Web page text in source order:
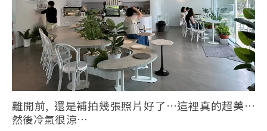
離開前, 還是補拍幾張照片好了…這裡真的超美…
然後冷氣很涼…